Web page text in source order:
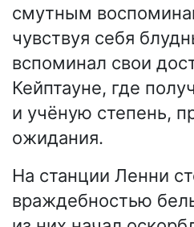
смутным
чувствуя себя
вспоминал свои
Кейптауне, где
и учёную степень,
ожидания.
На станции Ленни
враждебностью